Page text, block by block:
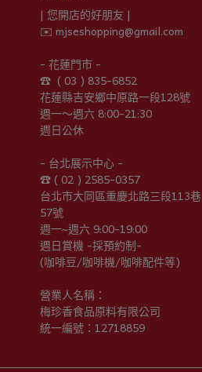
| 您開店的好朋友 |
✉️ mjseshopping@gmail.com
- 花蓮門市 -
☎︎  ( 03 ) 835-6852
花蓮縣吉安鄉中原路一段128號
週一～週六 8:00-21:30
週日公休
- 台北展示中心 -
☎︎ ( 02 ) 2585-0357
台北市大同區重慶北路三段113巷
57號
週一~週六 9:00-19:00
週日賞機 -採預約制-
(咖啡豆/咖啡機/咖啡配件等)
營業人名稱：
梅珍香食品原料有限公司
統一編號：12718859